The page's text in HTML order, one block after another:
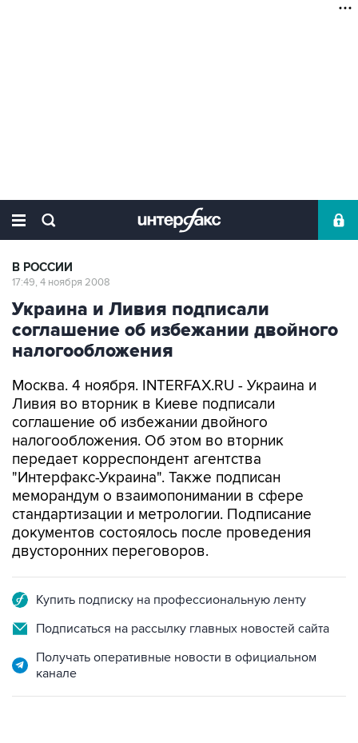
В РОССИИ
17:49, 4 ноября 2008
Украина и Ливия подписали
соглашение об избежании двойного
налогообложения
Москва. 4 ноября. INTERFAX.RU - Украина и
Ливия во вторник в Киеве подписали
соглашение об избежании двойного
налогообложения. Об этом во вторник
передает корреспондент агентства
"Интерфакс-Украина". Также подписан
меморандум о взаимопонимании в сфере
стандартизации и метрологии. Подписание
документов состоялось после проведения
двусторонних переговоров.
Купить подписку на профессиональную ленту
Подписаться на рассылку главных новостей сайта
Получать оперативные новости в официальном
канале